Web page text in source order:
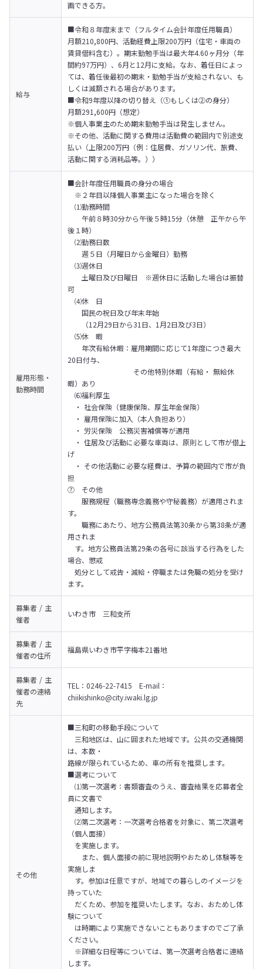
画できる方。
給与
■令和８年度末まで（フルタイム会計年度任用職員）
月額210,800円、活動経費上限200万円（住宅・車両の
賃貸借料含む）。期末勤勉手当は最大年4.60ヶ月分（年
間約97万円）、6月と12月に支給。なお、着任日によっ
ては、着任後最初の期末・勤勉手当が支給されない、も
しくは減額される場合があります。
■令和9年度以降の切り替え（①もしくは②の身分）
月額291,600円（想定）
※個人事業主のため期末勤勉手当は発生しません。
※その他、活動に関する費用は活動費の範囲内で別途支
払い（上限200万円（例：住居費、ガソリン代、旅費、
活動に関する消耗品等。））
雇用形態・
勤務時間
■会計年度任用職員の身分の場合
※２年目以降個人事業主になった場合を除く
⑴勤務時間
午前８時30分から午後５時15分（休憩　正午から午
後１時）
⑵勤務日数
週５日（月曜日から金曜日）勤務
⑶週休日
土曜日及び日曜日　※週休日に活動した場合は振替
可
⑷休　日
国民の祝日及び年末年始
（12月29日から31日、1月2日及び3日）
⑸休　暇
年次有給休暇：雇用期間に応じて1年度につき最大
20日付与、
その他特別休暇（有給・ 無給休
暇）あり
⑹福利厚生
・ 社会保険（健康保険、厚生年金保険）
・ 雇用保険に加入（本人負担あり）
・ 労災保険　公務災害補償等が適用
・ 住居及び活動に必要な車両は、原則として市が借上
げ
・ その他活動に必要な経費は、予算の範囲内で市が負
担
⑦　その他
服務規程（職務専念義務や守秘義務）が適用されま
す。
職務にあたり、地方公務員法第30条から第38条が適
用されま
す。地方公務員法第29条の各号に該当する行為をした
場合、懲戒
処分として戒告・減給・停職または免職の処分を受け
ます。
募集者 / 主
催者
いわき市　三和支所
募集者 / 主
催者の住所
福島県いわき市平字梅本21番地
募集者 / 主
催者の連絡
先
TEL：0246-22-7415　E-mail：
chiikishinko@city.iwaki.lg.jp
その他
■三和町の移動手段について
三和地区は、山に囲まれた地域です。公共の交通機関
は、本数・
路線が限られているため、車の所有を推奨します。
■選考について
⑴第一次選考：書類審査のうえ、審査結果を応募者全
員に文書で
通知します。
⑵第二次選考：一次選考合格者を対象に、第二次選考
（個人面接）
を実施します。
また、個人面接の前に現地説明やおためし体験等を
実施しま
す。参加は任意ですが、地域での暮らしのイメージを
持っていた
だくため、参加を推奨いたします。なお、おためし体
験について
は時期により実施できないこともありますのでご了承
ください。
※詳細な日程等については、第一次選考合格者に連絡
します。